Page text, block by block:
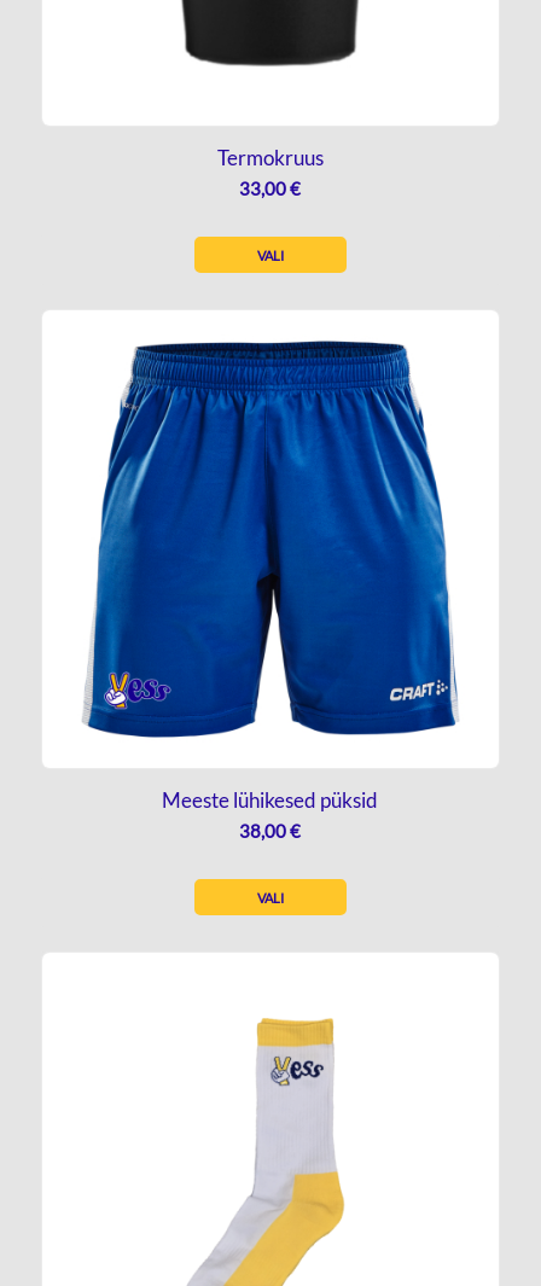
Termokruus
33,00€
VALI
Meeste lühikesed püksid
38,00€
VALI